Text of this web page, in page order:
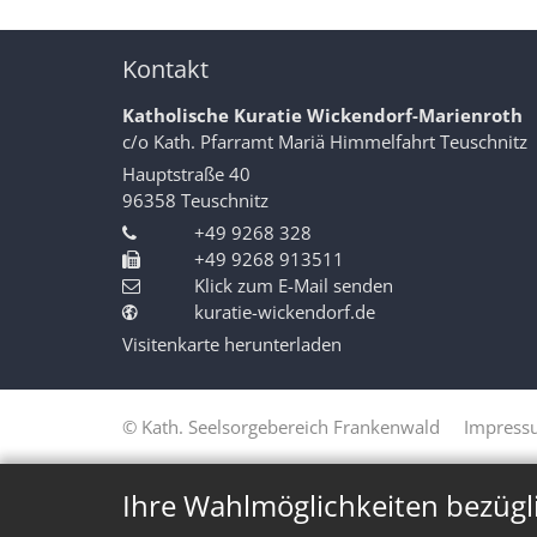
Ihre Wahlmöglichkeiten
Kontakt
Katholische Kuratie Wickendorf-Marienroth
c/o Kath. Pfarramt Mariä Himmelfahrt Teuschnitz
Hauptstraße 40
96358 Teuschnitz
+49 9268 328
+49 9268 913511
Klick zum E-Mail senden
kuratie-wickendorf.de
Visitenkarte herunterladen
© Kath. Seelsorgebereich Frankenwald